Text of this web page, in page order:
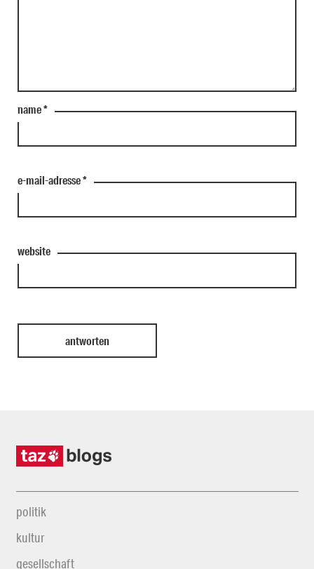
name*
e-mail-adresse*
website
politik
kultur
gesellschaft